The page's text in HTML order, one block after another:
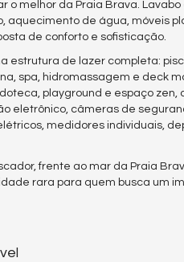
o melhor da Praia Brava.
aquecimento de água, móveis
de conforto e sofisticação.
estrutura de lazer completa:
spa, hidromassagem e deck
playground e espaço
eletrônico, câmeras de
medidores individuais,
frente ao mar da Praia
rara para quem busca um